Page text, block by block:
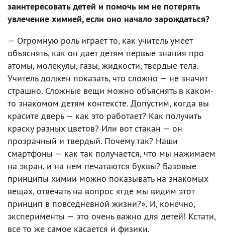
заинтересовать детей и помочь им не потерять
увлечение химией, если оно начало зарождаться?
— Огромную роль играет то, как учитель умеет
объяснять, как он дает детям первые знания про
атомы, молекулы, газы, жидкости, твердые тела.
Учитель должен показать, что сложно — не значит
страшно. Сложные вещи можно объяснять в каком-
то знакомом детям контексте. Допустим, когда вы
красите дверь — как это работает? Как получить
краску разных цветов? Или вот стакан — он
прозрачный и твердый. Почему так? Наши
смартфоны — как так получается, что мы нажимаем
на экран, и на нем печатаются буквы? Базовые
принципы химии можно показывать на знакомых
вещах, отвечать на вопрос «где мы видим этот
принцип в повседневной жизни?». И, конечно,
эксперименты — это очень важно для детей! Кстати,
все то же самое касается и физики.